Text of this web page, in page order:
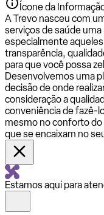
Ícone da
A Trevo nasceu com
serviços de saúde uma
especialmente
transparência,
para que você possa
Desenvolvemos uma
decisão de onde
consideração a
conveniência de fazê-
mesmo no conforto do
que se encaixam no
Estamos aqui para